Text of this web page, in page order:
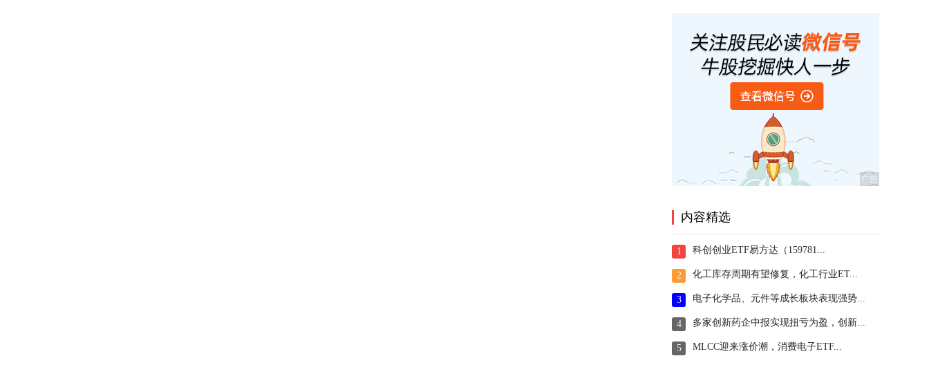
内容精选
1 科创创业ETF易方达（159781...
2 化工库存周期有望修复，化工行业ET...
3 电子化学品、元件等成长板块表现强势...
4 多家创新药企中报实现扭亏为盈，创新...
5 MLCC迎来涨价潮，消费电子ETF...